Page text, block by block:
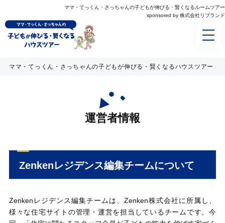
ママ・てっくん・さっちゃんの⼦どもが伸びる・賢くなるルームツアー
sponsored by 株式会社リブランド
ママ・てっくん・さっちゃんの子どもが伸びる・賢くなるハウスツアー »
運営者情報
Zenkenレジデンス編集チームについて
Zenkenレジデンス編集チームは、Zenken株式会社に所属し、
様々な住宅サイトの管理・運営を担当しているチームです。今